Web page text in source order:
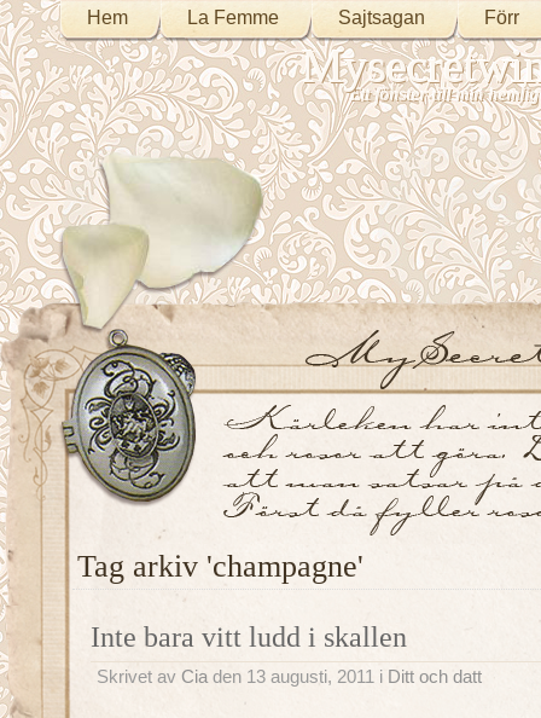
Hem La Femme Sajtsagan Förr
Ett fönster till min
Tag arkiv 'champagne'
Inte bara vitt ludd i skallen
Skrivet av Cia den 13 augusti, 2011 i Ditt och datt